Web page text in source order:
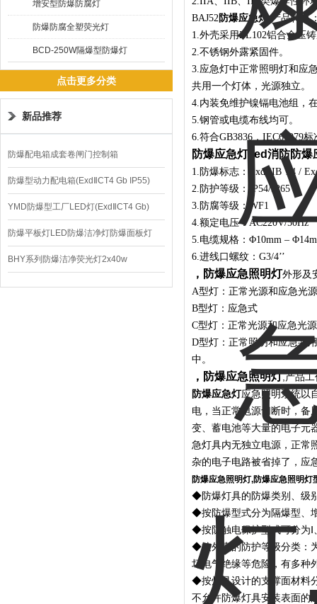
增安型防爆防腐灯
防爆防腐全塑荧光灯
BCD-250W隔爆型防爆灯
点击更多分类
新品推荐
防爆配电箱成套卷闸门控制箱
防爆型动力配电箱(ExdⅡCT4 Gb IP55)
YMD防爆型工厂LED灯(ExdⅡCT4 Gb)
220V/150W
防爆平板灯LED防爆洁净灯防爆面板灯
BHY系列防爆洁净荧光灯2x40w
BAJ52防爆应急灯 产品特点
1.外壳采用ZL102铝合金压
2.不锈钢外露紧固件。
3.应急灯中正常照明灯和应
共用一个灯体，光源独立。
4.内装免维护镍镉电池组，
5.钢管或电缆布线均可。
6.符合GB3836，IEC60079
防爆应急灯,led消防防
1.防爆标志：Exd IIB T4 /
2.防护等级：IP54/IP65
3.防腐等级：WF1
4.额定电压：AC220V/50Hz
5.电缆规格：Φ10mm –
6.进线口螺纹：G3/4’’
，防爆应急照明灯外形及
A型灯：正常光源和应急
B型灯：应急式
C型灯：正常光源和应急
D型灯：正常照明和应急共
中。
，防爆应急照明灯,产品
防爆应急灯应急照明系统以
电，当正常电源切断时，备
变、蓄电池等大量的电子元
急灯具内无独立电源，正常
杂的电子电路被省掉了，应
防爆应急照明灯,防爆应急照明灯
◆防爆灯具的防爆类别、级
◆按防爆型式分为隔爆型、
◆按防触电保护型式可分为Ⅰ
◆按外壳的防护等级分类：
坏电气绝缘等危险，有多种
◆按灯具设计的支撑面材料
不允许防爆灯具安装表面的